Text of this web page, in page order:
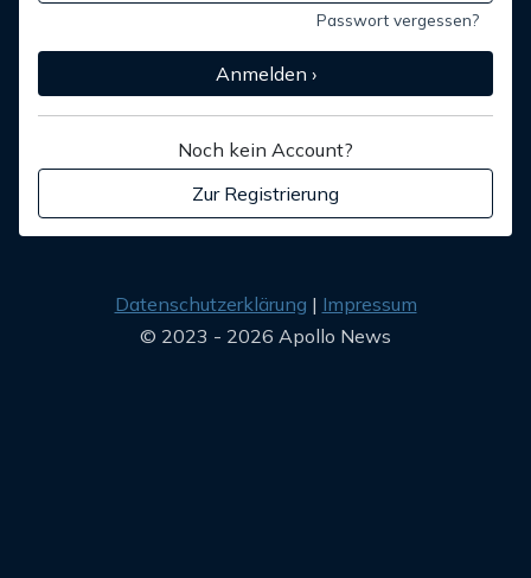
Passwort vergessen?
Anmelden ›
Noch kein Account?
Zur Registrierung
Datenschutzerklärung
Impressum
© 2023 - 2026 Apollo News